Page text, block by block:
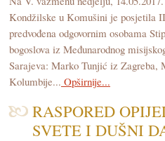
Kondžilske u Komušini je posjetila
predvođena odgovornim osobama
bogoslova iz Međunarodnog
Sarajeva: Marko Tunjić iz
Kolumbije... Opširnije...
RASPORED
SVETE I DUŠNI